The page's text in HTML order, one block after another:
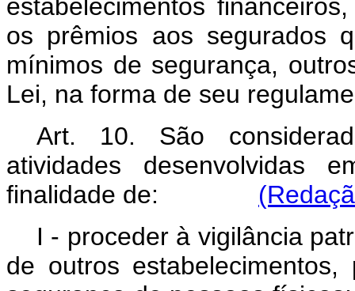
estabelecimentos
os prêmios aos segurados
mínimos de segurança,
Lei, na forma de seu
Art. 10. São
atividades desenvolvidas
finalidade de:
I - proceder à vigilância
de outros